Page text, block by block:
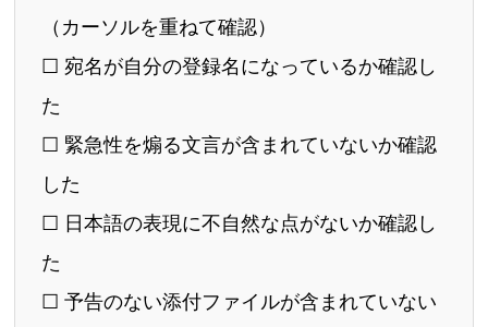
（カーソルを重ねて確認）
☐ 宛名が自分の登録名になっているか確認し
た
☐ 緊急性を煽る文言が含まれていないか確認
した
☐ 日本語の表現に不自然な点がないか確認し
た
☐ 予告のない添付ファイルが含まれていない